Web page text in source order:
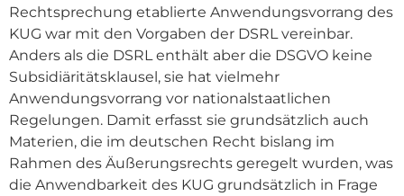
Rechtsprechung etablierte Anwendungsvorrang des
KUG war mit den Vorgaben der DSRL vereinbar.
Anders als die DSRL enthält aber die DSGVO keine
Subsidiäritätsklausel, sie hat vielmehr
Anwendungsvorrang vor nationalstaatlichen
Regelungen. Damit erfasst sie grundsätzlich auch
Materien, die im deutschen Recht bislang im
Rahmen des Äußerungsrechts geregelt wurden, was
die Anwendbarkeit des KUG grundsätzlich in Frage